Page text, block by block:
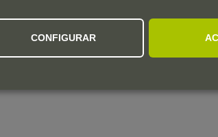
added sulphites) from their organic
character, with loads of wild
and there’s a touch of spice on the
CONFIGURAR